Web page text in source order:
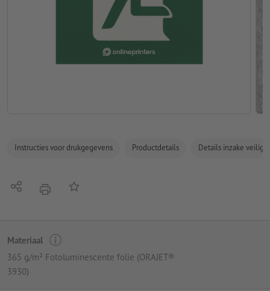
Instructies voor drukgegevens Productdetails Details inzake
Delen afdrukkenOp de lijst
Materiaal
365 g/m² Fotoluminescente folie (ORAJET®
3930)